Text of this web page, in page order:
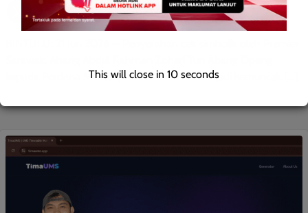
kepada Perdana Menteri, Anwar Ibrahim menjadi kemuncak […]
This will close in 10 seconds